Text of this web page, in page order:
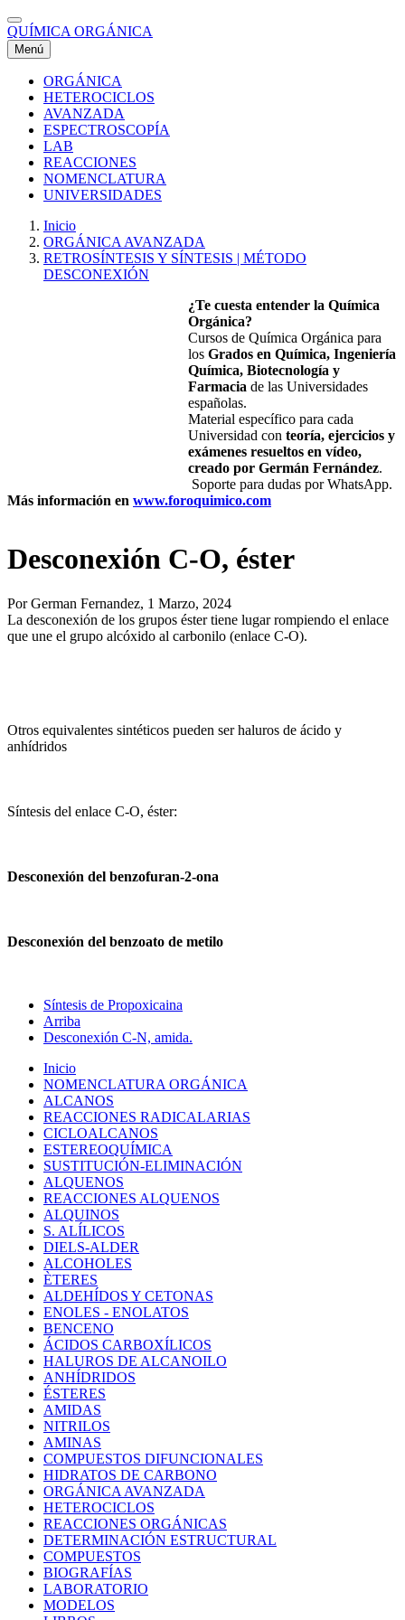
Pasar
al
contenido
principal
QUÍMICA ORGÁNICA
Menú
Menú
Superior
ORGÁNICA
HETEROCICLOS
AVANZADA
ESPECTROSCOPÍA
LAB
REACCIONES
NOMENCLATURA
UNIVERSIDADES
Ruta
Inicio
ORGÁNICA AVANZADA
RETROSÍNTESIS Y SÍNTESIS | MÉTODO
DESCONEXIÓN
¿Te cuesta entender la Química
Orgánica?
Cursos de Química Orgánica para
los Grados en Química, Ingeniería
Química, Biotecnología y
Farmacia de las Universidades
españolas.
Material específico para cada
Universidad con teoría, ejercicios y
exámenes resueltos en vídeo,
creado por Germán Fernández.
Soporte para dudas por WhatsApp.
Más información en www.foroquimico.com
Desconexión C-O, éster
PorGerman Fernandez, 1 Marzo, 2024
La desconexión de los grupos éster tiene lugar rompiendo el enlace
que une el grupo alcóxido al carbonilo (enlace C-O).
Otros equivalentes sintéticos pueden ser haluros de ácido y
anhídridos
Síntesis del enlace C-O, éster:
Desconexión del benzofuran-2-ona
Desconexión del benzoato de metilo
Enlaces
transversales
Book
para
Desconexión
C-
O,
éster
Síntesis de Propoxicaina
Arriba
Desconexión C-N, amida.
Navegación
principal
Inicio
NOMENCLATURA ORGÁNICA
ALCANOS
REACCIONES RADICALARIAS
CICLOALCANOS
ESTEREOQUÍMICA
SUSTITUCIÓN-ELIMINACIÓN
ALQUENOS
REACCIONES ALQUENOS
ALQUINOS
S. ALÍLICOS
DIELS-ALDER
ALCOHOLES
ÈTERES
ALDEHÍDOS Y CETONAS
ENOLES - ENOLATOS
BENCENO
ÁCIDOS CARBOXÍLICOS
HALUROS DE ALCANOILO
ANHÍDRIDOS
ÉSTERES
AMIDAS
NITRILOS
AMINAS
COMPUESTOS DIFUNCIONALES
HIDRATOS DE CARBONO
ORGÁNICA AVANZADA
HETEROCICLOS
REACCIONES ORGÁNICAS
DETERMINACIÓN ESTRUCTURAL
COMPUESTOS
BIOGRAFÍAS
LABORATORIO
MODELOS